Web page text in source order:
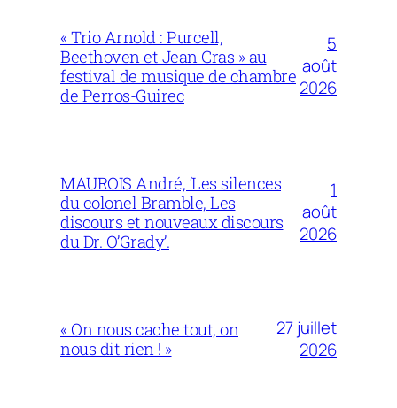
« Trio Arnold : Purcell,
Beethoven et Jean Cras » au
festival de musique de chambre
de Perros-Guirec
5
août
2026
MAUROIS André, ‘Les silences
du colonel Bramble, Les
discours et nouveaux discours
du Dr. O’Grady’.
1
août
2026
« On nous cache tout, on
nous dit rien ! »
27 juillet
2026